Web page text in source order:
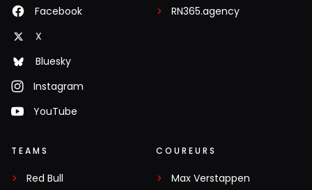
Facebook
X
Bluesky
Instagram
YouTube
RN365.agency
TEAMS
Red Bull
COUREURS
Max Verstappen